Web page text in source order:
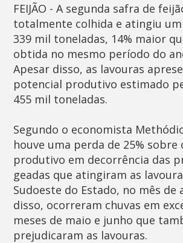
FEIJÃO - A segunda safra de
totalmente colhida e atingiu
339 mil toneladas, 14% maior
obtida no mesmo período do
Apesar disso, as lavouras
potencial produtivo estimado
455 mil toneladas.
Segundo o economista
houve uma perda de 25%
produtivo em decorrência das
geadas que atingiram as
Sudoeste do Estado, no mês de
disso, ocorreram chuvas em
meses de maio e junho que
prejudicaram as lavouras.